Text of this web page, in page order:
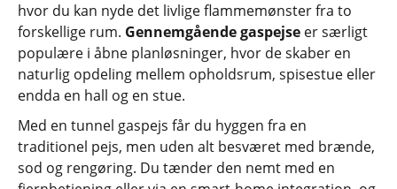
hvor du kan nyde det livlige flammemønster fra to
forskellige rum. Gennemgående gaspejse er særligt
populære i åbne planløsninger, hvor de skaber en
naturlig opdeling mellem opholdsrum, spisestue eller
endda en hall og en stue.
Med en tunnel gaspejs får du hyggen fra en
traditionel pejs, men uden alt besværet med brænde,
sod og rengøring. Du tænder den nemt med en